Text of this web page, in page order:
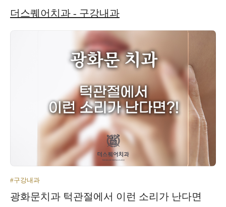
더스퀘어치과 - 구강내과
#구강내과
광화문치과 턱관절에서 이런 소리가 난다면